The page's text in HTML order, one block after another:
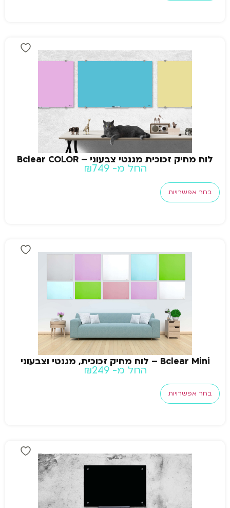
לוח מחיק זכוכית מגנטי צבעוני – Bclear COLOR
החל מ- ₪749
בחר אפשרויות
Bclear Mini – לוח מחיק זכוכית, מגנטי וצבעוני
החל מ- ₪249
בחר אפשרויות